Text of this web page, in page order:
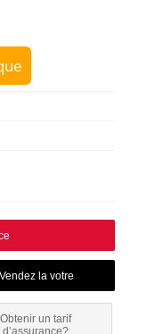
Obtenir un tarif
d’assurance?